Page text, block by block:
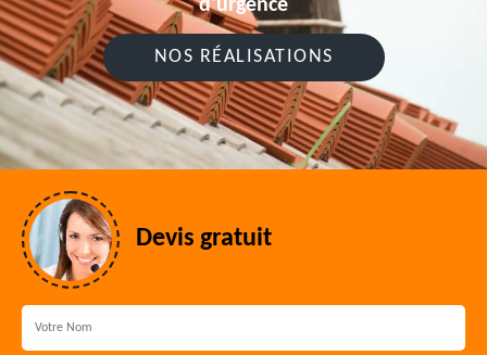
d'urgence
NOS RÉALISATIONS
Devis gratuit